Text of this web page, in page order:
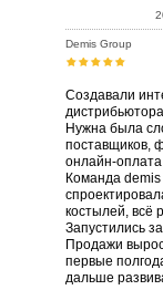
Demis Group
Создавали
Нужна была
поставщиков,
онлайн-
Команда
костылей, всё
Запустились
Продажи
первые
дальше